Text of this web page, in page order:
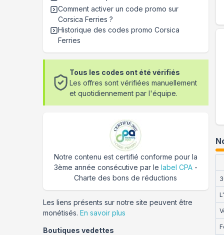
Comment activer un code promo sur
Corsica Ferries ?
Historique des codes promo Corsica
Ferries
Tous les codes ont été vérifiés
Les offres sont vérifiées manuellement
et quotidiennement par l'équipe.
Notre contenu est certifié conforme pour la
3ème année consécutive par le label CPA-
Charte des bons de réductions
Les liens présents sur notre site peuvent être
monétisés. En savoir plus
Boutiques vedettes